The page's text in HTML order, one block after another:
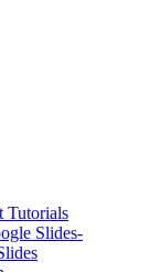
Tutorials
Slides-